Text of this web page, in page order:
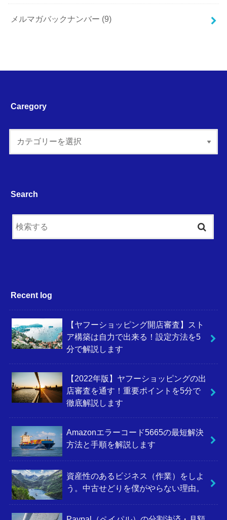
メルマガバックナンバー (9)
Caregory
Search
Recent log
【ヤフーショッピング開店審査】スト
ア構築は自力で出来る！設定方法を5
分で解説します
【2022年版】ヤフーショッピングの出
店審査を通す！重要ポイントを5分で
徹底解説します
Amazonエラーコード5665の最短解決
方法と手順を解説します
資産性のあるビジネス（作業）をしよ
う。中古せどりを僕がやらない理由。